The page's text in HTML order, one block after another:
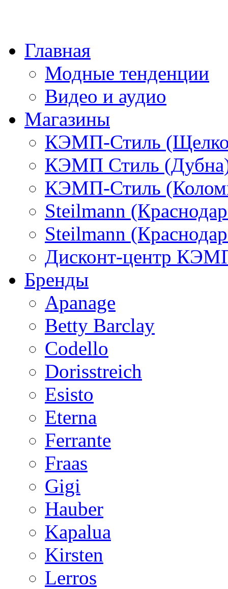
Главная
Модные тенденции
Видео и аудио
Магазины
КЭМП-Стиль
КЭМП Стиль
КЭМП-Стиль
Steilmann
Steilmann
Дисконт-центр
Бренды
Apanage
Betty Barclay
Codello
Dorisstreich
Esisto
Eterna
Ferrante
Fraas
Gigi
Hauber
Kapalua
Kirsten
Lerros